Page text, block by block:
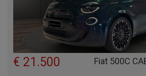
€ 21.500